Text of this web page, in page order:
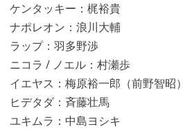
ケンタッキー：梶裕貴
ナポレオン：浪川大輔
ラップ：羽多野渉
ニコラ / ノエル：村瀬歩
イエヤス：梅原裕一郎（前野智昭）
ヒデタダ：斉藤壮馬
ユキムラ：中島ヨシキ